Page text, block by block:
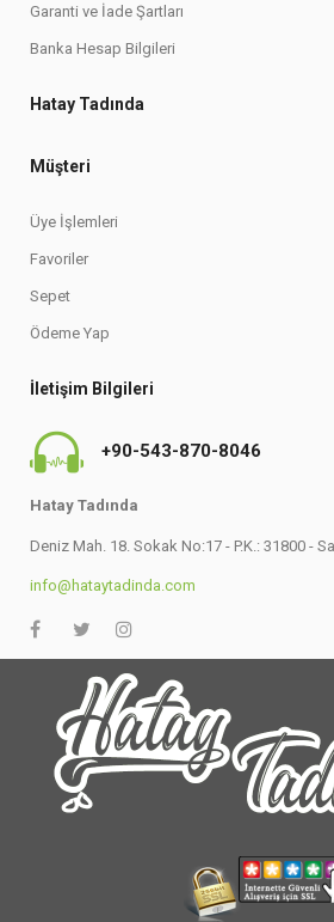
Garanti ve İade Şartları
Banka Hesap Bilgileri
Hatay Tadında
Müşteri
Üye İşlemleri
Favoriler
Sepet
Ödeme Yap
İletişim Bilgileri
+90-543-870-8046
Hatay Tadında
Deniz Mah. 18. Sokak No:17 - P.K.: 31800 -
info@hataytadinda.com